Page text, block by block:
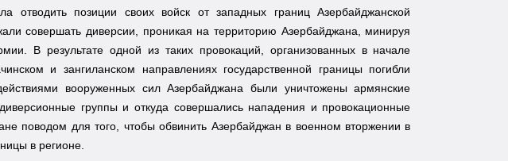
отводить позиции своих войск от западных границ Азербайджанской
совершать диверсии, проникая на территорию Азербайджана, минируя
В результате одной из таких провокаций, организованных в начале
и зангиланском направлениях государственной границы погибли
вооруженных сил Азербайджана были уничтожены армянские
группы и откуда совершались нападения и провокационные
поводом для того, чтобы обвинить Азербайджан в военном вторжении в
в регионе.